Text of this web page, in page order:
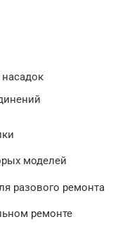
моделей
разового ремонта
ремонте